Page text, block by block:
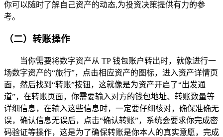
你可以随时了解自己资产的动态,为投资决策提供有力的参
考。
（二）转账操作
当你需要将数字资产从 TP 钱包账户转出时，就像进行一
场数字资产的“旅行”，点击相应资产的图标，进入资产详情页
面，然后找到“转账”按钮，这就像是为资产开启了“出发通
道”，在转账页面，你需要输入对方的钱包地址、转账数量等
详细信息，在输入这些信息时，一定要仔细核对，确保准确无
误，确认信息无误后，点击“确认转账”，系统会要求你完成密
码验证等操作，这是为了确保转账是你本人的真实意愿，完成